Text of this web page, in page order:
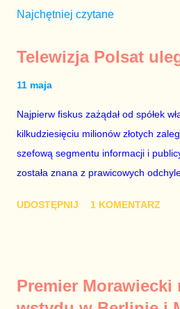
Najchętniej czytane
Telewizja Polsat
11 maja
Najpierw fiskus zażądał od spółek
kilkudziesięciu milionów złotych
szefową segmentu informacji i
została znana z prawicowych
marionetka partii rządzącej, żona
tylko tam, gdzie nie ma trudnych
UDOSTĘPNIJ 1 KOMENTARZ
Premier Morawiecki